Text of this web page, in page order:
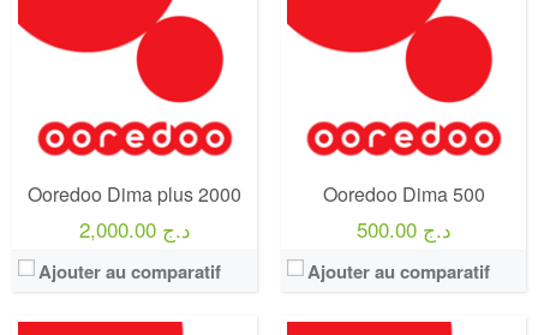
Ooredoo Dima plus 2000
2,000.00 د.ج
Ajouter au comparatif
Ooredoo Dima 500
500.00 د.ج
Ajouter au comparatif
Ooredoo DIMA 50
Prix:
Prépayé - 12 Heures -
Internet:50 MO
View Details →
Ooredoo DIMA 3500
Prix: 3500 DA
700 Minutes
Prépayé ( Achat 3500 DA )
Internet:70 GO
View Details →